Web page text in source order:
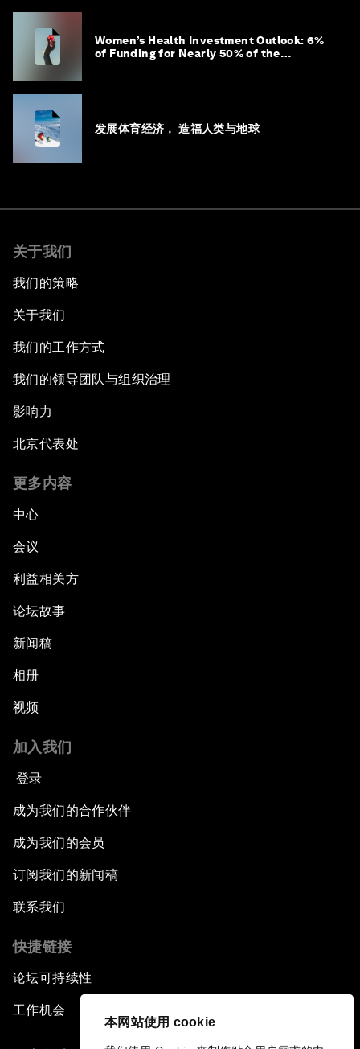
本网站使用 cookie
Women’s Health Investment Outlook: 6%
of Funding for Nearly 50% of the
发展体育经济， 造福人类与地球
关于我们
我们的策略
关于我们
我们的工作方式
我们的领导团队与组织治理
影响力
北京代表处
更多内容
中心
会议
利益相关方
论坛故事
新闻稿
相册
视频
加入我们
登录
成为我们的合作伙伴
成为我们的会员
订阅我们的新闻稿
联系我们
快捷链接
论坛可持续性
工作机会